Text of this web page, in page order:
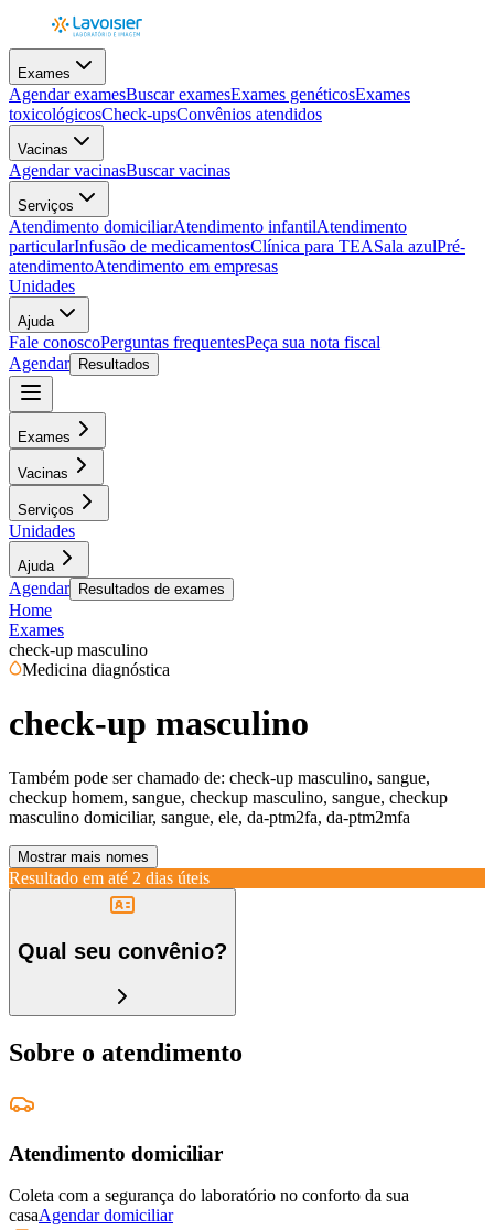
Exames
Agendar examesBuscar examesExames genéticosExames
toxicológicosCheck-upsConvênios atendidos
Vacinas
Agendar vacinasBuscar vacinas
Serviços
Atendimento domiciliarAtendimento infantilAtendimento
particularInfusão de medicamentosClínica para TEASala azulPré-
atendimentoAtendimento em empresas
Unidades
Ajuda
Fale conoscoPerguntas frequentesPeça sua nota fiscal
Agendar
Resultados
Exames
Vacinas
Serviços
Unidades
Ajuda
Agendar Resultados de exames
Home
Exames
check-up masculino
Medicina diagnóstica
check-up masculino
Também pode ser chamado de: check-up masculino, sangue,
checkup homem, sangue, checkup masculino, sangue, checkup
masculino domiciliar, sangue, ele, da-ptm2fa, da-ptm2mfa
Mostrar mais nomes
Resultado em até 2 dias úteis
Qual seu convênio?
Sobre o atendimento
Atendimento domiciliar
Coleta com a segurança do laboratório no conforto da sua
casaAgendar domiciliar